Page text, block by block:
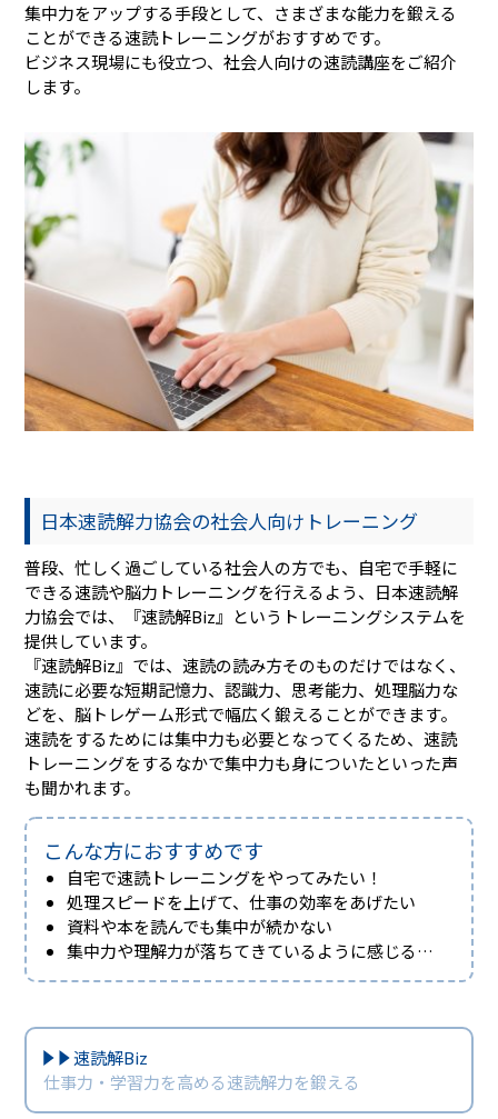
集中力をアップする手段として、さまざまな能力を鍛える
ことができる速読トレーニングがおすすめです。
ビジネス現場にも役立つ、社会人向けの速読講座をご紹介
します。
日本速読解力協会の社会人向けトレーニング
普段、忙しく過ごしている社会人の方でも、自宅で手軽に
できる速読や脳力トレーニングを行えるよう、日本速読解
力協会では、『速読解Biz』というトレーニングシステムを
提供しています。
『速読解Biz』では、速読の読み方そのものだけではなく、
速読に必要な短期記憶力、認識力、思考能力、処理脳力な
どを、脳トレゲーム形式で幅広く鍛えることができます。
速読をするためには集中力も必要となってくるため、速読
トレーニングをするなかで集中力も身についたといった声
も聞かれます。
こんな方におすすめです
自宅で速読トレーニングをやってみたい！
処理スピードを上げて、仕事の効率をあげたい
資料や本を読んでも集中が続かない
集中力や理解力が落ちてきているように感じる…
速読解Biz
仕事力・学習力を高める速読解力を鍛える